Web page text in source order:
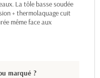
La tôle basse soudée
+ thermolaquage cuit
même face aux
marqué ?